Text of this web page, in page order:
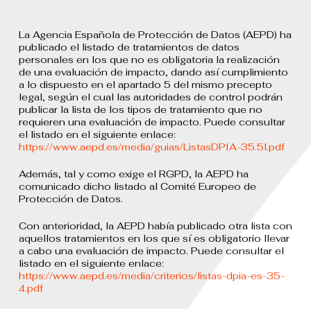
La Agencia Española de Protección de Datos (AEPD) ha
publicado el listado de tratamientos de datos
personales en los que no es obligatoria la realización
de una evaluación de impacto, dando así cumplimiento
a lo dispuesto en el apartado 5 del mismo precepto
legal, según el cual las autoridades de control podrán
publicar la lista de los tipos de tratamiento que no
requieren una evaluación de impacto. Puede consultar
el listado en el siguiente enlace:
https://www.aepd.es/media/guias/ListasDPIA-35.5l.pdf
Además, tal y como exige el RGPD, la AEPD ha
comunicado dicho listado al Comité Europeo de
Protección de Datos.
Con anterioridad, la AEPD había publicado otra lista con
aquellos tratamientos en los que sí es obligatorio llevar
a cabo una evaluación de impacto. Puede consultar el
listado en el siguiente enlace:
https://www.aepd.es/media/criterios/listas-dpia-es-35-
4.pdf